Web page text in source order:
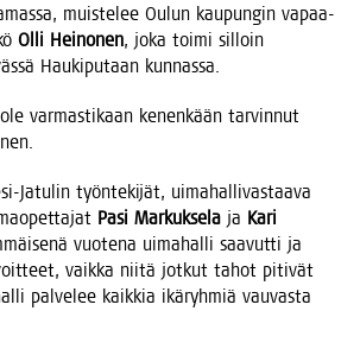
muis­te­lee Oulun kau­pun­gin vapaa-
Olli Hei­no­nen, joka toi­mi sil­loin
Hau­ki­pu­taan kunnassa.
var­mas­ti­kaan kenen­kään tar­vin­nut
Jatu­lin työn­te­ki­jät, uima­hal­li­vas­taa­va
Pasi Mar­kuk­se­la ja Kari
vuo­te­na uima­hal­li saa­vut­ti ja
vaik­ka nii­tä jot­kut tahot piti­vät
pal­ve­lee kaik­kia ikä­ryh­miä vau­vas­ta